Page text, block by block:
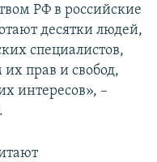
РФ в российские
десятки людей,
специалистов,
прав и свобод,
интересов», –